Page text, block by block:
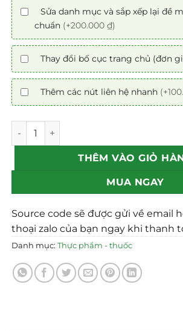
Sửa danh mục và sắp xếp lại đề
chuẩn (+200.000 ₫)
Thay đổi bố cục trang chủ (đơn
Thêm các nút liên hệ nhanh
Mẫu theme Website bán hạt điều
THÊM VÀO GIỎ
MUA NGAY
Source code sẽ được gửi về email
thoại zalo của bạn ngay khi thanh
Danh mục:Thực phẩm - thuốc